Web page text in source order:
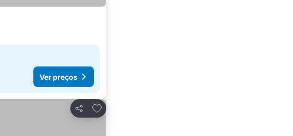
Ver preços
Partilhar
Adicionar aos favoritos